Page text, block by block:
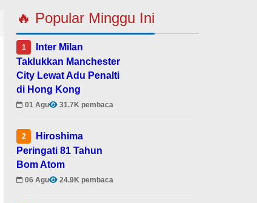
🔥 Popular Minggu Ini
1
Inter Milan
Taklukkan Manchester
City Lewat Adu Penalti
di Hong Kong
01 Agu 31.7K pembaca
2
Hiroshima
Peringati 81 Tahun
Bom Atom
06 Agu 24.9K pembaca